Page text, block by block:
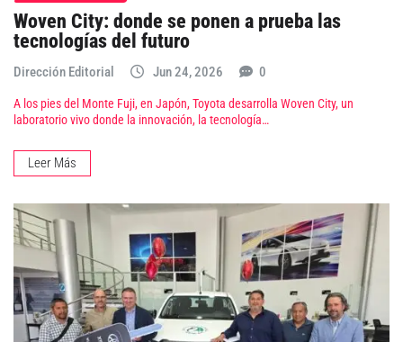
Woven City: donde se ponen a prueba las
tecnologías del futuro
Dirección Editorial Jun 24, 2026 0
A los pies del Monte Fuji, en Japón, Toyota desarrolla Woven City, un
laboratorio vivo donde la innovación, la tecnología…
Leer Más